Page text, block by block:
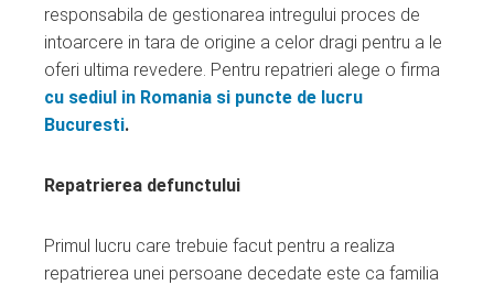
responsabila de gestionarea intregului proces de
intoarcere in tara de origine a celor dragi pentru a le
oferi ultima revedere. Pentru repatrieri alege o firma
cu sediul in Romania si puncte de lucru
Bucuresti.
Repatrierea defunctului
Primul lucru care trebuie facut pentru a realiza
repatrierea unei persoane decedate este ca familia